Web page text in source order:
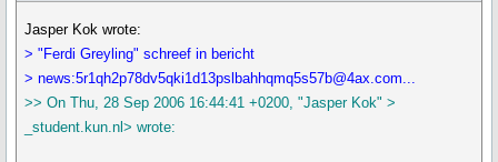
Jasper Kok wrote:
> "Ferdi Greyling" schreef in bericht
> news:5r1qh2p78dv5qki1d13pslbahhqmq5s57b@4ax.com...
>> On Thu, 28 Sep 2006 16:44:41 +0200, "Jasper Kok" >
_student.kun.nl> wrote: